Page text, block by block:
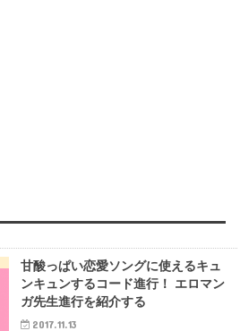
甘酸っぱい恋愛ソングに使えるキュ
ンキュンするコード進行！ エロマン
ガ先生進行を紹介する
2017.11.13